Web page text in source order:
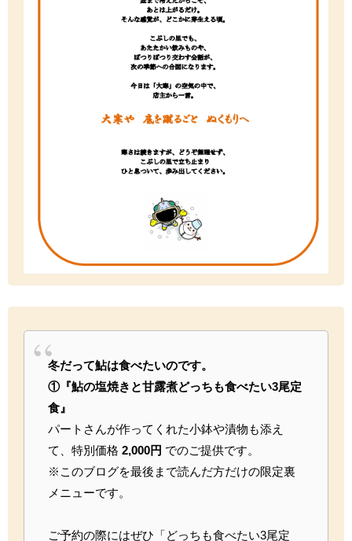
冬だって鮎は食べたいのです。
①『鮎の塩焼きと甘露煮どっちも食べたい3尾定
食』
パートさんが作ってくれた小鉢や漬物も添え
て、特別価格 2,000円 でのご提供です。
※このブログを最後まで読んだ方だけの限定裏
メニューです。
ご予約の際にはぜひ「どっちも食べたい3尾定